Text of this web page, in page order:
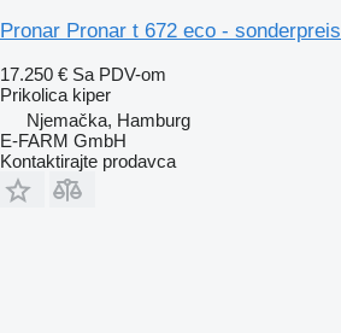
Pronar Pronar t 672 eco - sonderpreis
17.250 € Sa PDV-om
Prikolica kiper
Njemačka, Hamburg
E-FARM GmbH
Kontaktirajte prodavca